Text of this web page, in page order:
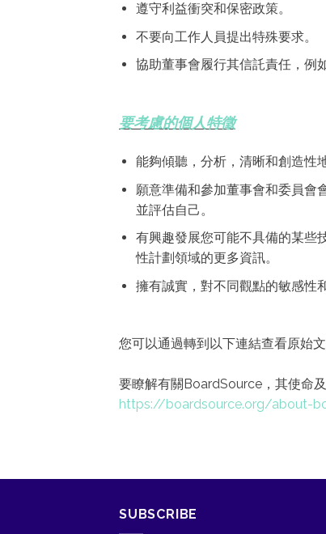
遵守利益衝突和保密政策。
不要向工作人員提出特殊要求。
協助董事會履行其信託責任，例
要考慮的個人特徵
能夠傾聽，分析，清晰和創造性
願意準備和參加董事會和委員會
並評估自己。
有興趣發展您可能不具備的某些
性計劃領域的更多資訊。
擁有誠實，對不同觀點的敏感性
您可以通過轉到以下連結查看原始文
要瞭解有關BoardSource，其使命
https://boardsource.org/about-
SUBSCRIBE